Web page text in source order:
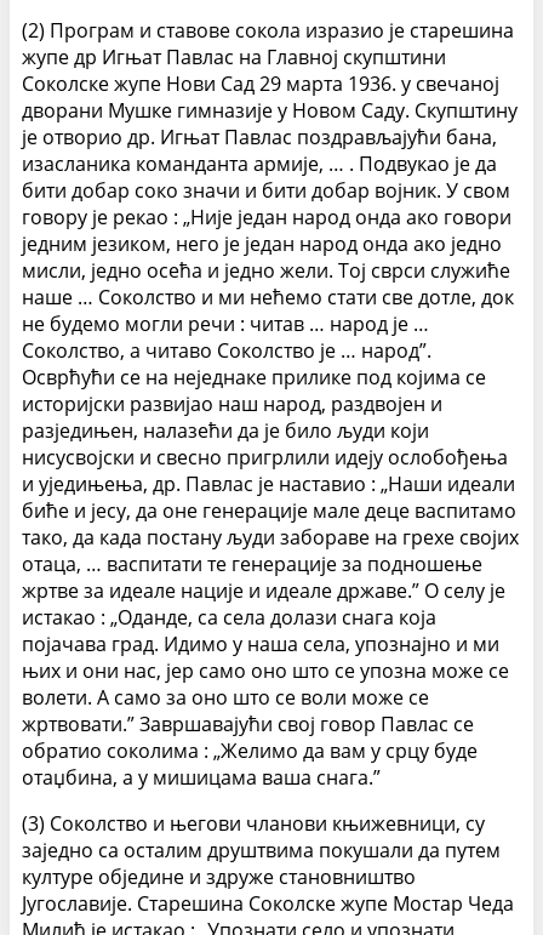
(2) Програм и ставове сокола изразио је старешина
жупе др Игњат Павлас на Главној скупштини
Соколске жупе Нови Сад 29 марта 1936. у свечаној
дворани Мушке гимназије у Новом Саду. Скупштину
је отворио др. Игњат Павлас поздрављајући бана,
изасланика команданта армије, … . Подвукао је да
бити добар соко значи и бити добар војник. У свом
говору је рекао : „Није један народ онда ако говори
једним језиком, него је један народ онда ако једно
мисли, једно осећа и једно жели. Тој сврси служиће
наше … Соколство и ми нећемо стати све дотле, док
не будемо могли речи : читав … народ је …
Соколство, а читаво Соколство је … народ”.
Осврћући се на неједнаке прилике под којима се
историјски развијао наш народ, раздвојен и
разједињен, налазећи да је било људи који
нисусвојски и свесно пригрлили идеју ослобођења
и уједињења, др. Павлас је наставио : „Наши идеали
биће и јесу, да оне генерације мале деце васпитамо
тако, да када постану људи забораве на грехе својих
отаца, … васпитати те генерације за подношење
жртве за идеале нације и идеале државе.” О селу је
истакао : „Оданде, са села долази снага која
појачава град. Идимо у наша села, упознајно и ми
њих и они нас, јер само оно што се упозна може се
волети. А само за оно што се воли може се
жртвовати.” Завршавајући свој говор Павлас се
обратио соколима : „Желимо да вам у срцу буде
отаџбина, а у мишицама ваша снага.”
(3) Соколство и његови чланови књижевници, су
заједно са осталим друштвима покушали да путем
културе обједине и здруже становништво
Југославије. Старешина Соколске жупе Мостар Чеда